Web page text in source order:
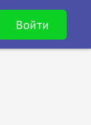
Войти